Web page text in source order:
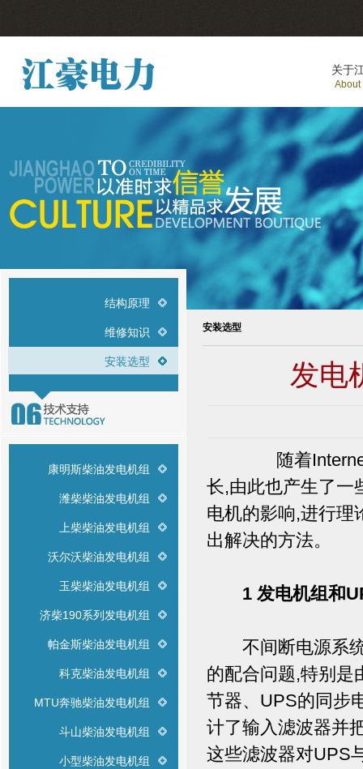
关于
About
结构原理
维修知识
安装选型
康明斯柴油发电机组
潍柴柴油发电机组
上柴柴油发电机组
沃尔沃柴油发电机组
玉柴柴油发电机组
济柴190系列发电机组
帕金斯柴油发电机组
科克柴油发电机组
MTU奔驰柴油发电机组
斗山柴油发电机组
小型柴油发电机组
安装选型
发电
随着Internet的
长,由此也产生了一
电机的影响,进行理
出解决的方法。
1 发电机组和
不间断电源系统
的配合问题,特别是
节器、UPS的同步
计了输入滤波器并
这些滤波器对UPS